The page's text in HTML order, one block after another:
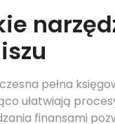
pełna
ułatwiają
finansami